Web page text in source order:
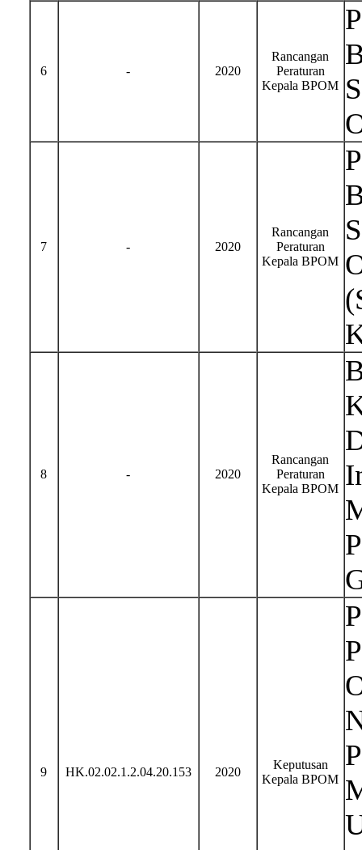
6 - 2020
Rancangan
Peraturan
Kepala BPOM
7 - 2020
Rancangan
Peraturan
Kepala BPOM
8 - 2020
Rancangan
Peraturan
Kepala BPOM
9 HK.02.02.1.2.04.20.153 2020
Keputusan
Kepala BPOM